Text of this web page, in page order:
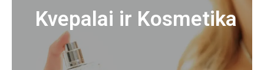
Kvepalai ir Kosmetika